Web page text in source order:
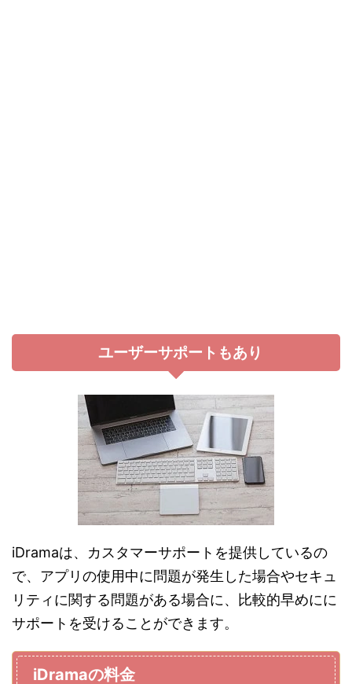
ユーザーサポートもあり
iDramaは、カスタマーサポートを提供しているの
で、アプリの使用中に問題が発生した場合やセキュ
リティに関する問題がある場合に、比較的早めにに
サポートを受けることができます。
iDramaの料金